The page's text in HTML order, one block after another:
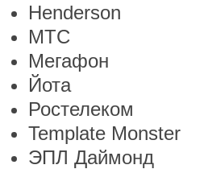
Henderson
МТС
Мегафон
Йота
Ростелеком
Template Monster
ЭПЛ Даймонд